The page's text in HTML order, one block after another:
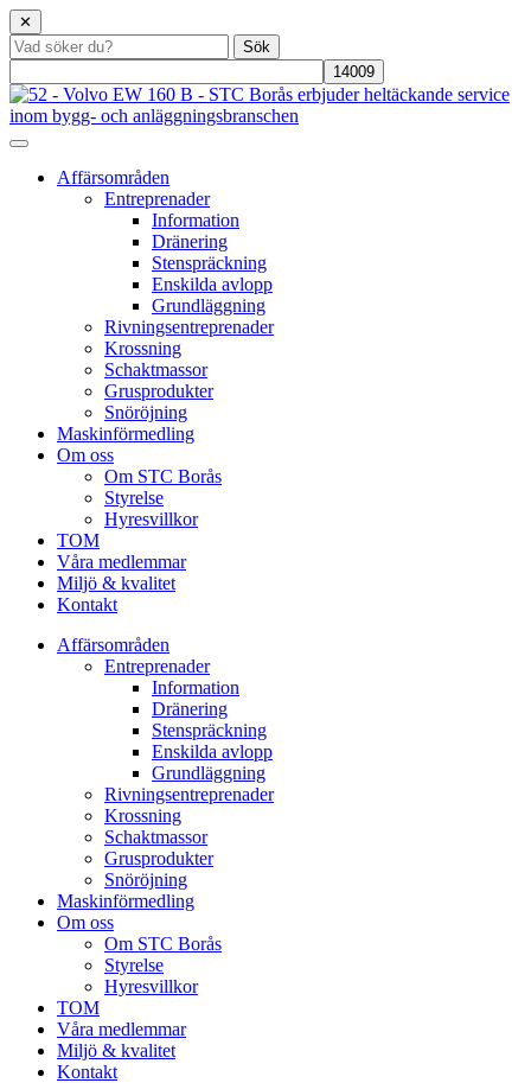
✕
Affärsområden
Entreprenader
Information
Dränering
Stenspräckning
Enskilda avlopp
Grundläggning
Rivningsentreprenader
Krossning
Schaktmassor
Grusprodukter
Snöröjning
Maskinförmedling
Om oss
Om STC Borås
Styrelse
Hyresvillkor
TOM
Våra medlemmar
Miljö & kvalitet
Kontakt
Affärsområden
Entreprenader
Information
Dränering
Stenspräckning
Enskilda avlopp
Grundläggning
Rivningsentreprenader
Krossning
Schaktmassor
Grusprodukter
Snöröjning
Maskinförmedling
Om oss
Om STC Borås
Styrelse
Hyresvillkor
TOM
Våra medlemmar
Miljö & kvalitet
Kontakt